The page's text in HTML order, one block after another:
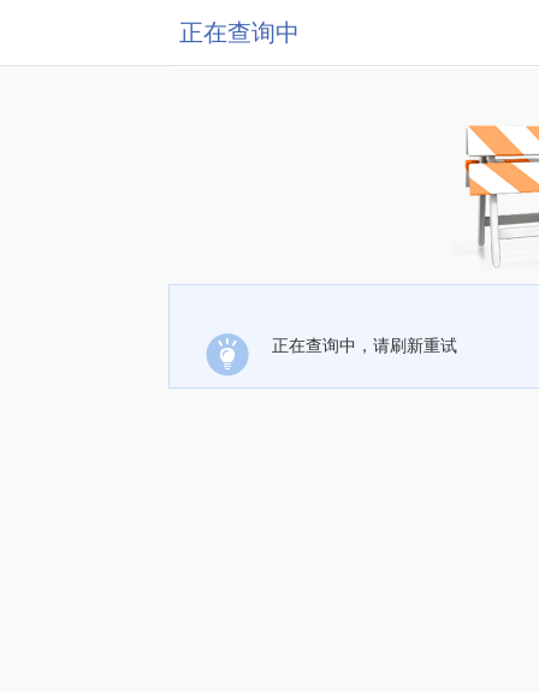
正在查询中
正在查询中，请刷新重试